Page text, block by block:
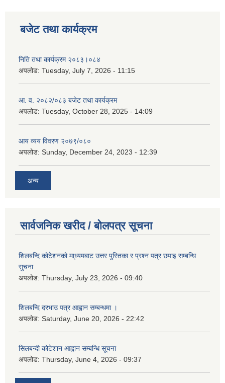
बजेट तथा कार्यक्रम
निति तथा कार्यक्रम २०८३।०८४
अपलोड: Tuesday, July 7, 2026 - 11:15
आ. व. २०८२/०८३ बजेट तथा कार्यक्रम
अपलोड: Tuesday, October 28, 2025 - 14:09
आय व्यय विवरण २०७९/०८०
अपलोड: Sunday, December 24, 2023 - 12:39
अन्य
सार्वजनिक खरीद / बोलपत्र सूचना
शिलबन्दि कोटेशनको मा्ध्यमबाट उत्तर पुस्तिका र प्रश्न पत्र छपाइ सम्बन्धि
सुचना
अपलोड: Thursday, July 23, 2026 - 09:40
शिलबन्दि दरभाउ पत्र आह्वान सम्बन्धमा ।
अपलोड: Saturday, June 20, 2026 - 22:42
सिलबन्दी कोटेशान आह्वान सम्बन्धि सूचना
अपलोड: Thursday, June 4, 2026 - 09:37